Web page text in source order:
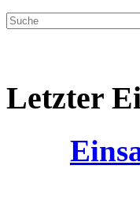
Letzter